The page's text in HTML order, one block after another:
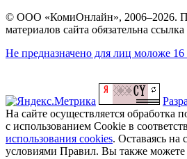
© ООО «КомиОнлайн», 2006–2026.
материалов сайта обязательна
Не предназначено для лиц моложе 16
На сайте осуществляется обработка
с использованием Cookie в
использования cookies. Оставаясь на
условиями Правил. Вы также можете